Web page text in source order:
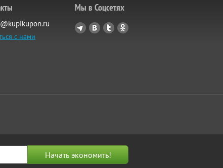
с нами
Мы в Соцсетях